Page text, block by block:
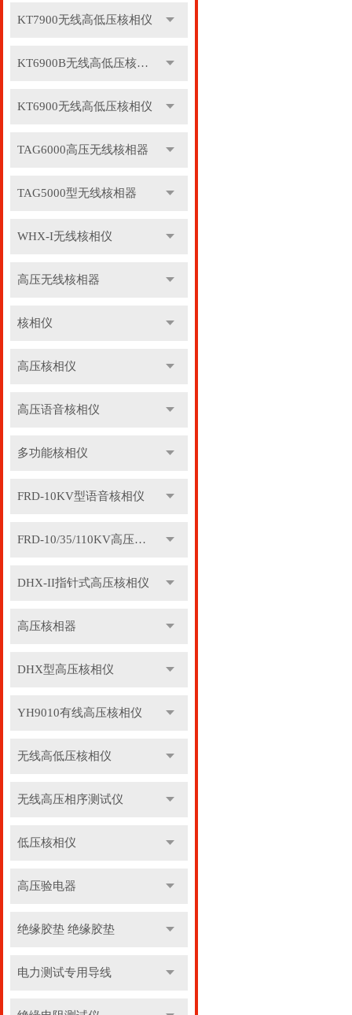
KT7900无线高低压核相仪
KT6900B无线高低压核相仪
KT6900无线高低压核相仪
TAG6000高压无线核相器
TAG5000型无线核相器
WHX-I无线核相仪
高压无线核相器
核相仪
高压核相仪
高压语音核相仪
多功能核相仪
FRD-10KV型语音核相仪
FRD-10/35/110KV高压语音核相器
DHX-II指针式高压核相仪
高压核相器
DHX型高压核相仪
YH9010有线高压核相仪
无线高低压核相仪
无线高压相序测试仪
低压核相仪
高压验电器
绝缘胶垫 绝缘胶垫
电力测试专用导线